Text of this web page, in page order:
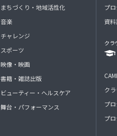
まちづくり・地域活性化
音楽
チャレンジ
スポーツ
映像・映画
書籍・雑誌出版
ビューティー・ヘルスケア
舞台・パフォーマンス
プ
資
クラ
ク
プ
プ